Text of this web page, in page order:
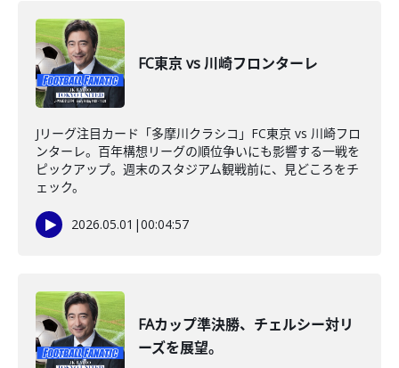
FC東京 vs 川崎フロンターレ
Jリーグ注目カード「多摩川クラシコ」FC東京 vs 川崎フロ
ンターレ。百年構想リーグの順位争いにも影響する一戦を
ピックアップ。週末のスタジアム観戦前に、見どころをチ
ェック。
2026.05.01 |00:04:57
FAカップ準決勝、チェルシー対リ
ーズを展望。